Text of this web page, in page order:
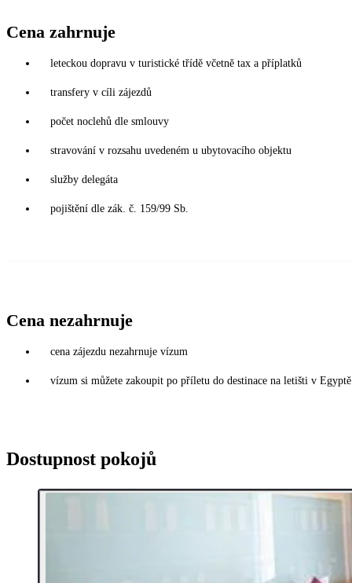
Cena zahrnuje
leteckou dopravu v turistické třídě včetně tax a příplatků
transfery v cíli zájezdů
počet noclehů dle smlouvy
stravování v rozsahu uvedeném u ubytovacího objektu
služby delegáta
pojištění dle zák. č. 159/99 Sb.
Cena nezahrnuje
cena zájezdu nezahrnuje vízum
vízum si můžete zakoupit po příletu do destinace na letišti v
Dostupnost pokojů